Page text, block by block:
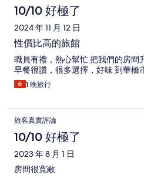
10/10 好極了
2024 年 11 月 12 日
性價比高的旅館
職員有禮，熱心幫忙 把我們的房間
早餐很讚，很多選擇，好味 到華橋
1 晚旅行
旅客真實評論
10/10 好極了
2023 年 8 月 1 日
房間很寬敞